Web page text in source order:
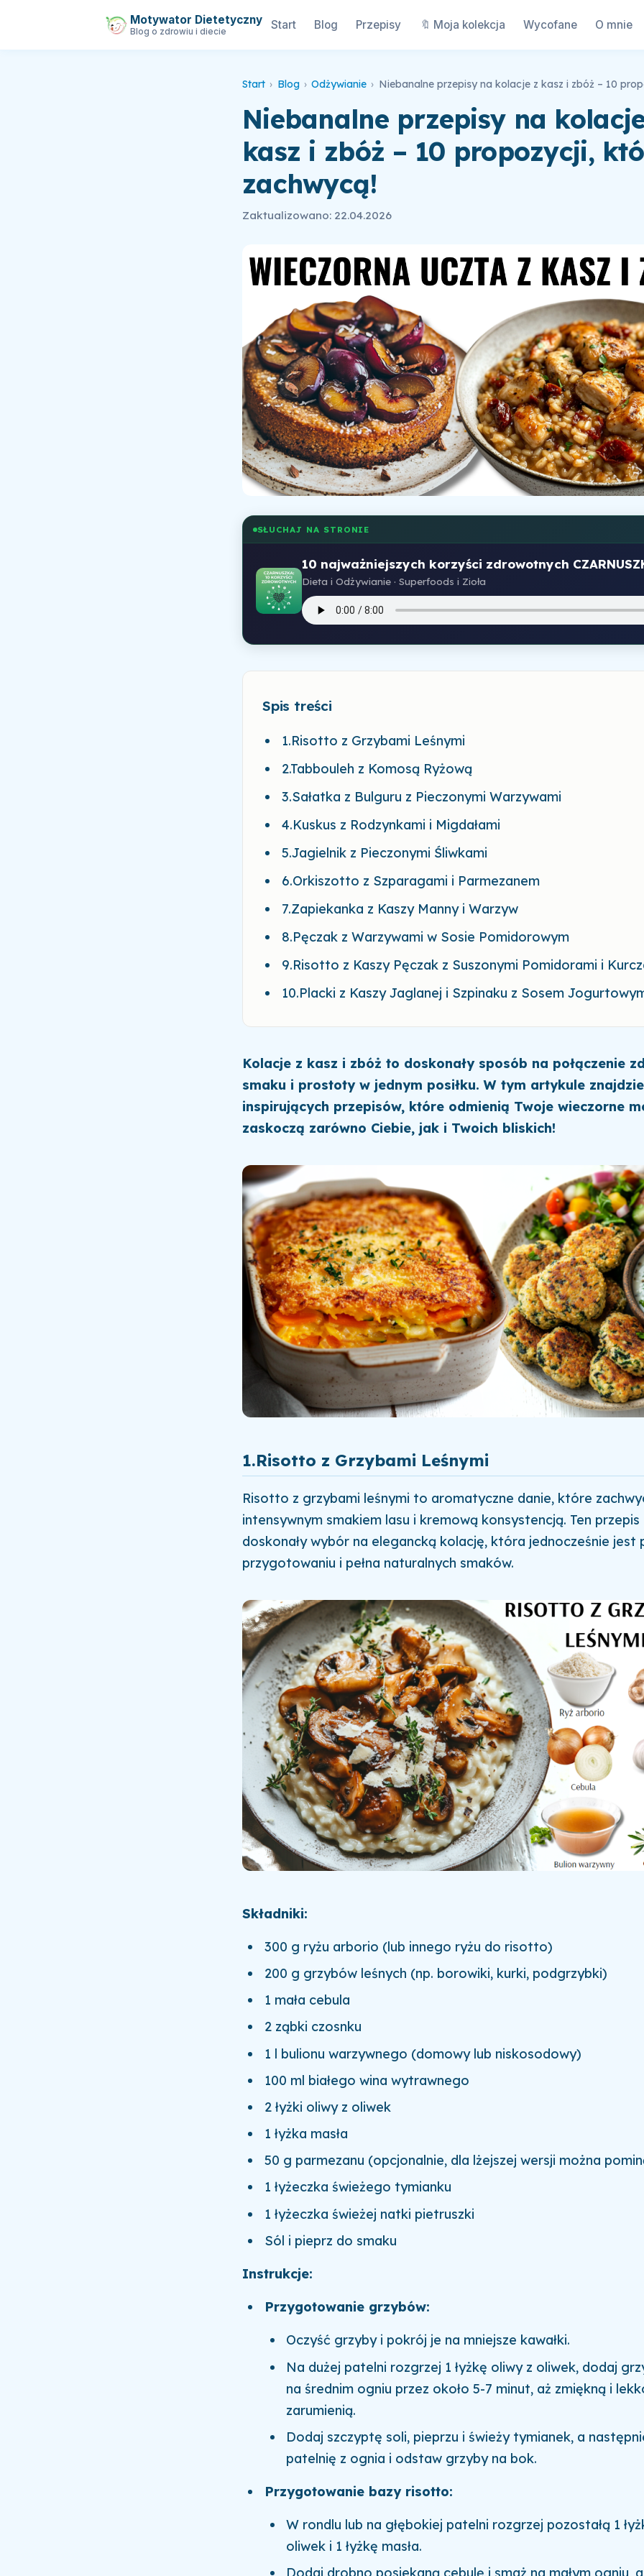
Motywator Dietetyczny
Blog o zdrowiu i diecie Start Blog Przepisy 🔖 Moja kolekcja Wycofane O mnie
Start › Blog › Odżywianie ›
Niebanalne przepisy na
kasz i zbóż – 10 propozycji,
zachwycą!
Zaktualizowano: 22.04.2026
SŁUCHAJ NA STRONIE
10 najważniejszych korzyści zdrowotnych
Dieta i Odżywianie · Superfoods i Zioła
Spis treści
1.Risotto z Grzybami Leśnymi
2.Tabbouleh z Komosą Ryżową
3.Sałatka z Bulguru z Pieczonymi Warzywami
4.Kuskus z Rodzynkami i Migdałami
5.Jagielnik z Pieczonymi Śliwkami
6.Orkiszotto z Szparagami i Parmezanem
7.Zapiekanka z Kaszy Manny i Warzyw
8.Pęczak z Warzywami w Sosie Pomidorowym
9.Risotto z Kaszy Pęczak z Suszonymi Pomidorami i
10.Placki z Kaszy Jaglanej i Szpinaku z Sosem
Kolacje z kasz i zbóż to doskonały sposób na połączenie
smaku i prostoty w jednym posiłku. W tym artykule
inspirujących przepisów, które odmienią Twoje wieczorne
zaskoczą zarówno Ciebie, jak i Twoich bliskich!
1.Risotto z Grzybami Leśnymi
Risotto z grzybami leśnymi to aromatyczne danie, które
intensywnym smakiem lasu i kremową konsystencją. Ten
doskonały wybór na elegancką kolację, która jednocześnie jest
przygotowaniu i pełna naturalnych smaków.
Składniki:
300 g ryżu arborio (lub innego ryżu do risotto)
200 g grzybów leśnych (np. borowiki, kurki, podgrzybki)
1 mała cebula
2 ząbki czosnku
1 l bulionu warzywnego (domowy lub niskosodowy)
100 ml białego wina wytrawnego
2 łyżki oliwy z oliwek
1 łyżka masła
50 g parmezanu (opcjonalnie, dla lżejszej wersji można
1 łyżeczka świeżego tymianku
1 łyżeczka świeżej natki pietruszki
Sól i pieprz do smaku
Instrukcje:
Przygotowanie grzybów:
Oczyść grzyby i pokrój je na mniejsze kawałki.
Na dużej patelni rozgrzej 1 łyżkę oliwy z oliwek, dodaj
na średnim ogniu przez około 5-7 minut, aż zmiękną i
zarumienią.
Dodaj szczyptę soli, pieprzu i świeży tymianek, a
patelnię z ognia i odstaw grzyby na bok.
Przygotowanie bazy risotto:
W rondlu lub na głębokiej patelni rozgrzej pozostałą 1
oliwek i 1 łyżkę masła.